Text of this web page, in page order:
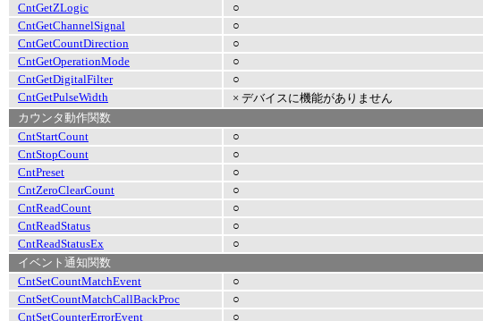
CntGetZLogic
○
CntGetChannelSignal
○
CntGetCountDirection
○
CntGetOperationMode
○
CntGetDigitalFilter
○
CntGetPulseWidth
× デバイスに機能がありません
カウンタ動作関数
CntStartCount
○
CntStopCount
○
CntPreset
○
CntZeroClearCount
○
CntReadCount
○
CntReadStatus
○
CntReadStatusEx
○
イベント通知関数
CntSetCountMatchEvent
○
CntSetCountMatchCallBackProc
○
CntSetCounterErrorEvent
○